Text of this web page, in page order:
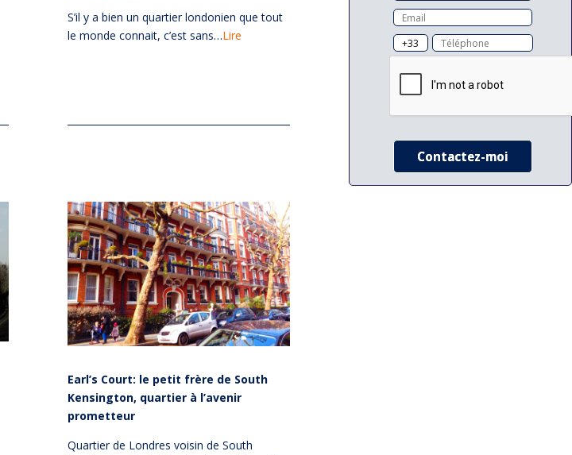
S’il y a bien un quartier londonien que tout
le monde connait, c’est sans…Lire
Earl’s Court: le petit frère de South
Kensington, quartier à l’avenir
prometteur
Quartier de Londres voisin de South